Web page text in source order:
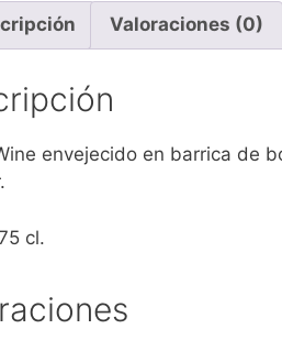
Valoraciones (0)
envejecido en barrica de
cl.